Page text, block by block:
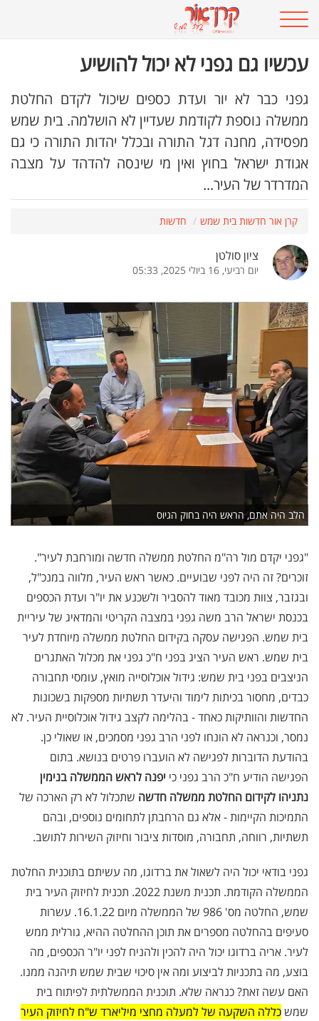
עכשיו גם גפני לא יכול להושיע
גפני כבר לא יור ועדת כספים שיכול לקדם החלטת
ממשלה נוספת לקודמת שעדיין לא הושלמה. בית שמש
מפסידה, מחנה דגל התורה ובכלל יהדות התורה כי גם
אגודת ישראל בחוץ ואין מי שינסה להדהד על מצבה
המדרדר של העיר...
קרן אור חדשות בית שמש חדשות
ציון סולטן
יום רביעי, 16 ביולי 2025, 05:33
הלב היה אתם, הראש היה בחוק הגיוס
"גפני יקדם מול רה"מ החלטת ממשלה חדשה ומורחבת לעיר".
זוכרים? זה היה לפני שבועיים. כאשר ראש העיר, מלווה במנכ"ל,
ובגזבר, צוות מכובד מאוד להסביר ולשכנע את יו"ר ועדת הכספים
בכנסת ישראל הרב משה גפני במצבה הקריטי והמדאיג של עיריית
בית שמש. הפגישה עסקה בקידום החלטת ממשלה מיוחדת לעיר
בית שמש. ראש העיר הציג בפני ח"כ גפני את מכלול האתגרים
הניצבים בפני בית שמש: גידול אוכלוסייה מואץ, עומסי תחבורה
כבדים, מחסור בכיתות לימוד והיעדר תשתיות מספקות בשכונות
החדשות והוותיקות כאחד - בהלימה לקצב גידול אוכלוסיית העיר. לא
נמסר, וכנראה לא הונחו לפני הרב גפני מסמכים, או שאולי כן.
בהודעת הדוברות לפגישה לא הועברו פרטים בנושא. בתום
הפגישה הודיע ח"כ הרב גפני כי יפנה לראש הממשלה בנימין
נתניהו לקידום החלטת ממשלה חדשה שתכלול לא רק הארכה של
התמיכות הקיימות - אלא גם הרחבתן לתחומים נוספים, ובהם
תשתיות, רווחה, תחבורה, מוסדות ציבור וחיזוק השירות לתושב.
גפני בודאי יכול היה לשאול את ברדוגו, מה עשיתם בתוכנית החלטת
הממשלה הקודמת. תכנית משנת 2022. תכנית לחיזוק העיר בית
שמש, החלטה מס' 986 של הממשלה מיום 16.1.22. עשרות
סעיפים בהחלטה מספרים את תוכן ההחלטה ההיא, גורלית ממש
לעיר. אריה ברדוגו יכול היה להכין ולהניח לפני יו"ר הכספים, מה
בוצע, מה בתכניות לביצוע ומה אין סיכוי שבית שמש תיהנה ממנו.
האם עשה זאת? כנראה שלא. תוכנית הממשלתית לפיתוח בית
שמשכללה השקעה של למעלה מחצי מיליארד ש"ח לחיזוק העיר